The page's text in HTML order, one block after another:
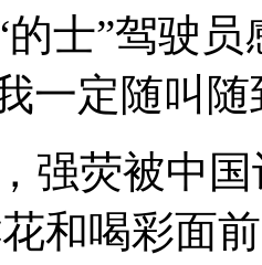
士”驾驶
一定随叫
荧被中国
和喝彩面